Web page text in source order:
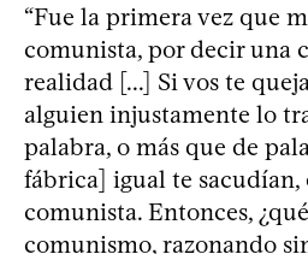
“Fue la primera vez que
comunista, por decir una
realidad [...] Si vos te
alguien injustamente lo
palabra, o más que de
fábrica] igual te sacudían,
comunista. Entonces,
comunismo, razonando